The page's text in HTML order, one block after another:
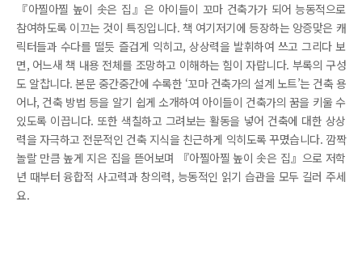
『아찔아찔 높이 솟은 집』은 아이들이 꼬마 건축가가 되어 능동적으로
참여하도록 이끄는 것이 특징입니다. 책 여기저기에 등장하는 앙증맞은 캐
릭터들과 수다를 떨듯 즐겁게 익히고, 상상력을 발휘하여 쓰고 그리다 보
면, 어느새 책 내용 전체를 조망하고 이해하는 힘이 자랍니다. 부록의 구성
도 알찹니다. 본문 중간중간에 수록한 ‘꼬마 건축가의 설계 노트’는 건축 용
어나, 건축 방법 등을 알기 쉽게 소개하여 아이들이 건축가의 꿈을 키울 수
있도록 이끕니다. 또한 색칠하고 그려보는 활동을 넣어 건축에 대한 상상
력을 자극하고 전문적인 건축 지식을 친근하게 익히도록 꾸몄습니다. 깜짝
놀랄 만큼 높게 지은 집을 뜯어보며 『아찔아찔 높이 솟은 집』으로 저학
년 때부터 융합적 사고력과 창의력, 능동적인 읽기 습관을 모두 길러 주세
요.